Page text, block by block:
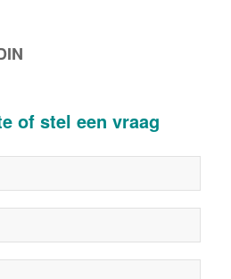
of stel een vraag